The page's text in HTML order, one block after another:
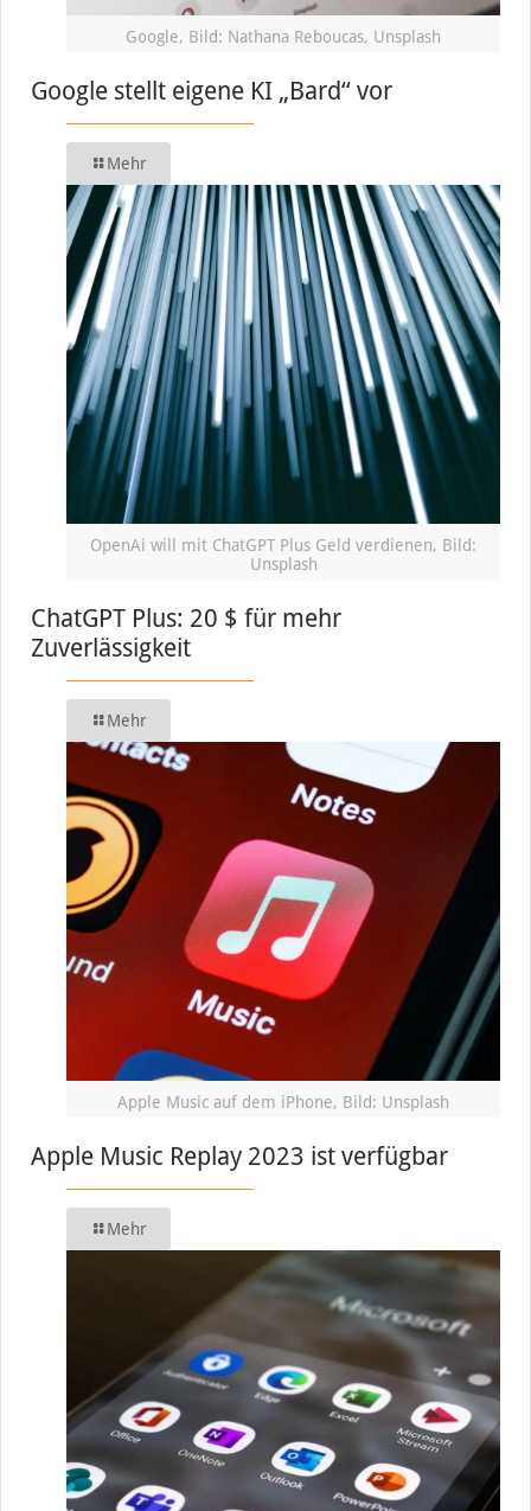
Google, Bild: Nathana Reboucas, Unsplash
Google stellt eigene KI „Bard“ vor
Mehr
OpenAi will mit ChatGPT Plus Geld verdienen, Bild:
Unsplash
ChatGPT Plus: 20 $ für mehr
Zuverlässigkeit
Mehr
Apple Music auf dem iPhone, Bild: Unsplash
Apple Music Replay 2023 ist verfügbar
Mehr